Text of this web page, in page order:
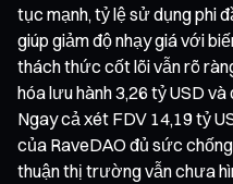
tục mạnh, tỷ lệ sử dụng phi
giúp giảm độ nhạy giá với
thách thức cốt lõi vẫn rõ
hóa lưu hành 3,26 tỷ USD
Ngay cả xét FDV 14,19 tỷ
của RaveDAO đủ sức
thuận thị trường vẫn chưa